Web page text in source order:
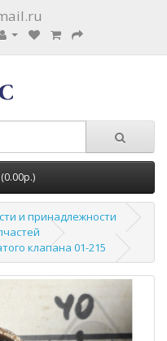
и принадлежности
клапана 01-215